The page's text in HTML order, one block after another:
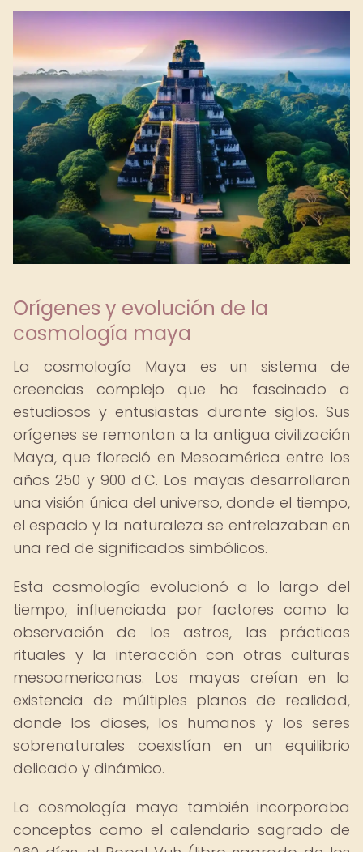
Orígenes y evolución de la
cosmología maya
La cosmología Maya es un sistema de
creencias complejo que ha fascinado a
estudiosos y entusiastas durante siglos. Sus
orígenes se remontan a la antigua civilización
Maya, que floreció en Mesoamérica entre los
años 250 y 900 d.C. Los mayas desarrollaron
una visión única del universo, donde el tiempo,
el espacio y la naturaleza se entrelazaban en
una red de significados simbólicos.
Esta cosmología evolucionó a lo largo del
tiempo, influenciada por factores como la
observación de los astros, las prácticas
rituales y la interacción con otras culturas
mesoamericanas. Los mayas creían en la
existencia de múltiples planos de realidad,
donde los dioses, los humanos y los seres
sobrenaturales coexistían en un equilibrio
delicado y dinámico.
La cosmología maya también incorporaba
conceptos como el calendario sagrado de